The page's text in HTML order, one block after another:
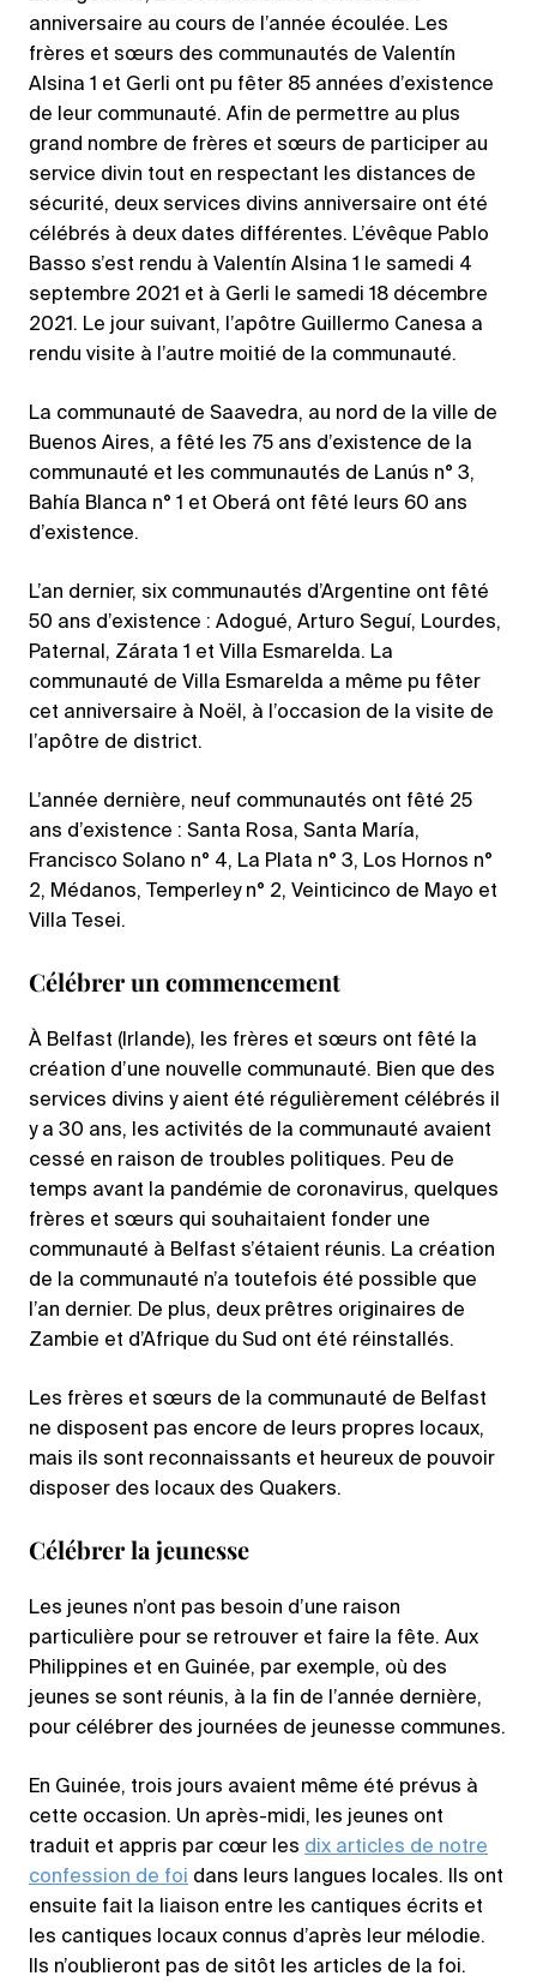
anniversaire au cours de l’année écoulée. Les
frères et sœurs des communautés de Valentín
Alsina 1 et Gerli ont pu fêter 85 années d’existence
de leur communauté. Afin de permettre au plus
grand nombre de frères et sœurs de participer au
service divin tout en respectant les distances de
sécurité, deux services divins anniversaire ont été
célébrés à deux dates différentes. L’évêque Pablo
Basso s’est rendu à Valentín Alsina 1 le samedi 4
septembre 2021 et à Gerli le samedi 18 décembre
2021. Le jour suivant, l’apôtre Guillermo Canesa a
rendu visite à l’autre moitié de la communauté.
La communauté de Saavedra, au nord de la ville de
Buenos Aires, a fêté les 75 ans d’existence de la
communauté et les communautés de Lanús n° 3,
Bahía Blanca n° 1 et Oberá ont fêté leurs 60 ans
d’existence.
L’an dernier, six communautés d’Argentine ont fêté
50 ans d’existence : Adogué, Arturo Seguí, Lourdes,
Paternal, Zárata 1 et Villa Esmarelda. La
communauté de Villa Esmarelda a même pu fêter
cet anniversaire à Noël, à l’occasion de la visite de
l’apôtre de district.
L’année dernière, neuf communautés ont fêté 25
ans d’existence : Santa Rosa, Santa María,
Francisco Solano n° 4, La Plata n° 3, Los Hornos n°
2, Médanos, Temperley n° 2, Veinticinco de Mayo et
Villa Tesei.
Célébrer un commencement
À Belfast (Irlande), les frères et sœurs ont fêté la
création d’une nouvelle communauté. Bien que des
services divins y aient été régulièrement célébrés il
y a 30 ans, les activités de la communauté avaient
cessé en raison de troubles politiques. Peu de
temps avant la pandémie de coronavirus, quelques
frères et sœurs qui souhaitaient fonder une
communauté à Belfast s’étaient réunis. La création
de la communauté n’a toutefois été possible que
l’an dernier. De plus, deux prêtres originaires de
Zambie et d’Afrique du Sud ont été réinstallés.
Les frères et sœurs de la communauté de Belfast
ne disposent pas encore de leurs propres locaux,
mais ils sont reconnaissants et heureux de pouvoir
disposer des locaux des Quakers.
Célébrer la jeunesse
Les jeunes n’ont pas besoin d’une raison
particulière pour se retrouver et faire la fête. Aux
Philippines et en Guinée, par exemple, où des
jeunes se sont réunis, à la fin de l’année dernière,
pour célébrer des journées de jeunesse communes.
En Guinée, trois jours avaient même été prévus à
cette occasion. Un après-midi, les jeunes ont
traduit et appris par cœur les dix articles de notre
confession de foi dans leurs langues locales. Ils ont
ensuite fait la liaison entre les cantiques écrits et
les cantiques locaux connus d’après leur mélodie.
Ils n’oublieront pas de sitôt les articles de la foi.